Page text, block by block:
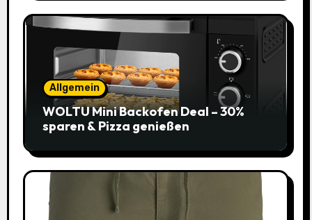
Allgemein
WOLTU Mini Backofen Deal – 30%
sparen & Pizza genießen